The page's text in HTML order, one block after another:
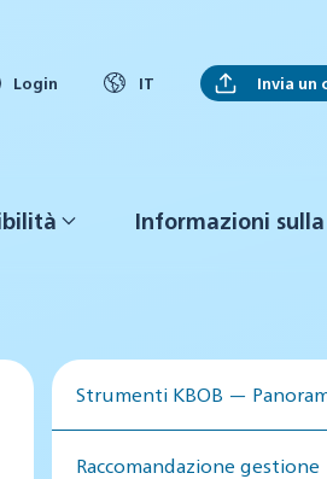
Login IT Invia un
Informazioni sulla
Strumenti KBOB —
Raccomandazione gestione